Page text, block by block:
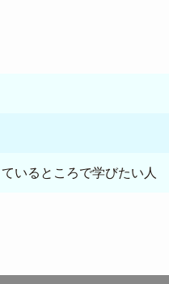
いるところで学びたい人